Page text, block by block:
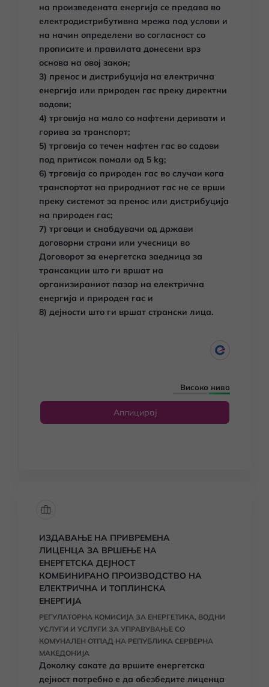
на произведената енергија се предава во
електродистрибутивна мрежа под услови и
на начин определени во согласност со
прописите и правилата донесени врз
основа на овој закон;
3) пренос и дистрибуција на електрична
енергија или природен гас преку директни
водови;
4) трговија на мало со нафтени деривати и
горива за транспорт;
5) трговија со течен нафтен гас во садови
под притисок помали од 5 kg;
6) трговија со природен гас во случаи кога
транспортот на природниот гас не се врши
преку системот за пренос или дистрибуција
на природен гас;
7) трговци и снабдувачи од држави
договорни страни или учесници во
Договорот за енергетска заедница за
трансакции што ги вршат на
организираниот пазар на електрична
енергија и природен гас и
8) дејности што ги вршат странски лица.
Високо ниво
Аплицирај
ИЗДАВАЊЕ НА ПРИВРЕМЕНА
ЛИЦЕНЦА ЗА ВРШЕЊЕ НА
ЕНЕРГЕТСКА ДЕЈНОСТ
КОМБИНИРАНО ПРОИЗВОДСТВО НА
ЕЛЕКТРИЧНА И ТОПЛИНСКА
ЕНЕРГИЈА
РЕГУЛАТОРНА КОМИСИЈА ЗА ЕНЕРГЕТИКА, ВОДНИ
УСЛУГИ И УСЛУГИ ЗА УПРАВУВАЊЕ СО
КОМУНАЛЕН ОТПАД НА РЕПУБЛИКА СЕРВЕРНА
МАКЕДОНИЈА
Доколку сакате да вршите енергетска
дејност потребно е да обезбедите лиценца